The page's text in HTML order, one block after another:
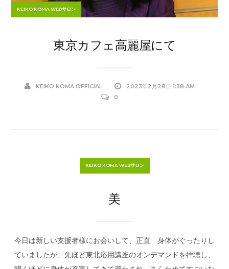
KEIKO KOMA WEBサロン
東京カフェ高麗屋にて
KEIKO KOMA OFFICIAL
2023年2月28日 1:38 AM
0
KEIKO KOMA WEBサロン
美
今日は新しい支援者様にお会いして、正直 身体がぐったりし
ていましたが、先ほど東北応用講座のオンデマンドを拝聴し、